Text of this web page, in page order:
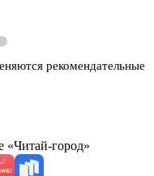
рекомендательные
«Читай-город»